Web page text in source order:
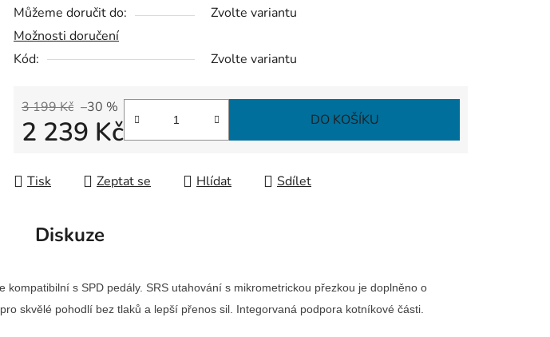
Můžeme doručit do:
Zvolte variantu
Možnosti doručení
Kód:
Zvolte variantu
3 199 Kč –30 %
2 239 Kč DO KOŠÍKU
Tisk Zeptat se Hlídat Sdílet
Diskuze
s SPD pedály. SRS utahování s mikrometrickou přezkou je doplněno o
skvělé pohodlí bez tlaků a lepší přenos sil. Integorvaná podpora kotníkové části.